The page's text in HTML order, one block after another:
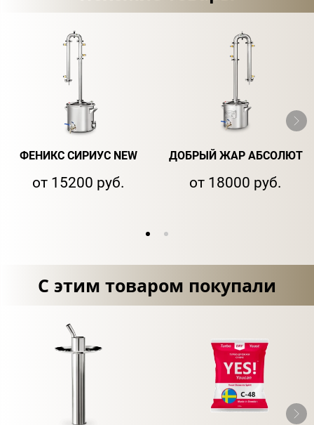
ФЕНИКС СИРИУС NEW
от 15200 руб.
ДОБРЫЙ ЖАР АБСОЛЮТ
от 18000 руб.
С этим товаром покупали